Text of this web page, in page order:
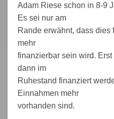
Adam Riese schon in 8-9
Es sei nur am
Rande erwähnt, dass dies
mehr
finanzierbar sein wird.
dann im
Ruhestand finanziert
Einnahmen mehr
vorhanden sind.